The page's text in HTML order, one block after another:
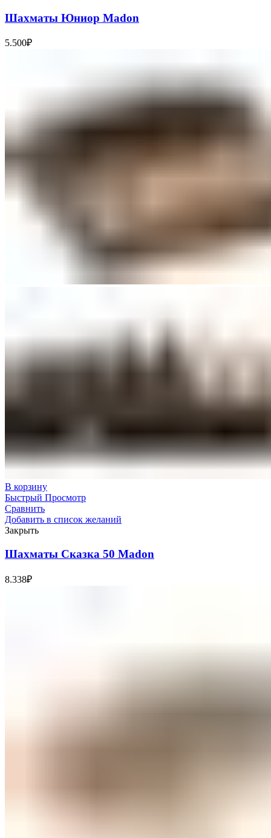
Шахматы Юниор Madon
5.500₽
В корзину
Быстрый Просмотр
Сравнить
Добавить в список желаний
Закрыть
Шахматы Сказка 50 Madon
8.338₽